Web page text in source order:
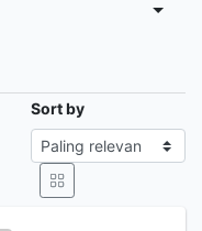
Sort by